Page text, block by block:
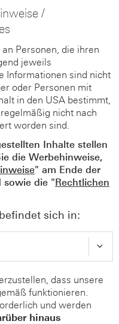
/
Personen, die ihren
jeweils
Informationen sind nicht
oder Personen mit
in den USA bestimmt,
nicht nach
worden sind.
Inhalte stellen
die Werbehinweise,
" am Ende der
sowie die "Rechtlichen
sich in:
dass unsere
funktionieren.
und werden
hinaus